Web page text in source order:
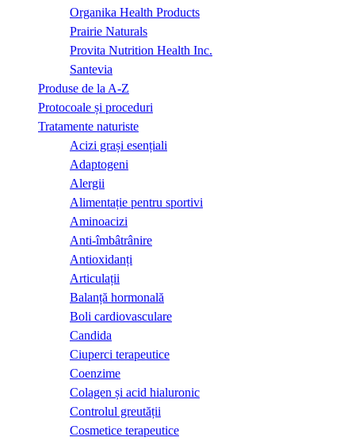
Organika Health Products
Prairie Naturals
Provita Nutrition Health Inc.
Santevia
Produse de la A-Z
Protocoale și proceduri
Tratamente naturiste
Acizi grași esențiali
Adaptogeni
Alergii
Alimentație pentru sportivi
Aminoacizi
Anti-îmbâtrânire
Antioxidanți
Articulații
Balanță hormonală
Boli cardiovasculare
Candida
Ciuperci terapeutice
Coenzime
Colagen și acid hialuronic
Controlul greutății
Cosmetice terapeutice